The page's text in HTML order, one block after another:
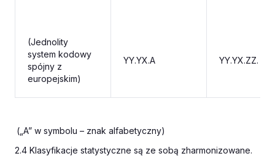
(Jednolity
system kodowy
spójny z
europejskim)
YY.YX.A YY.YX.ZZ. N
(„A” w symbolu – znak alfabetyczny)
2.4 Klasyfikacje statystyczne są ze sobą zharmonizowane.